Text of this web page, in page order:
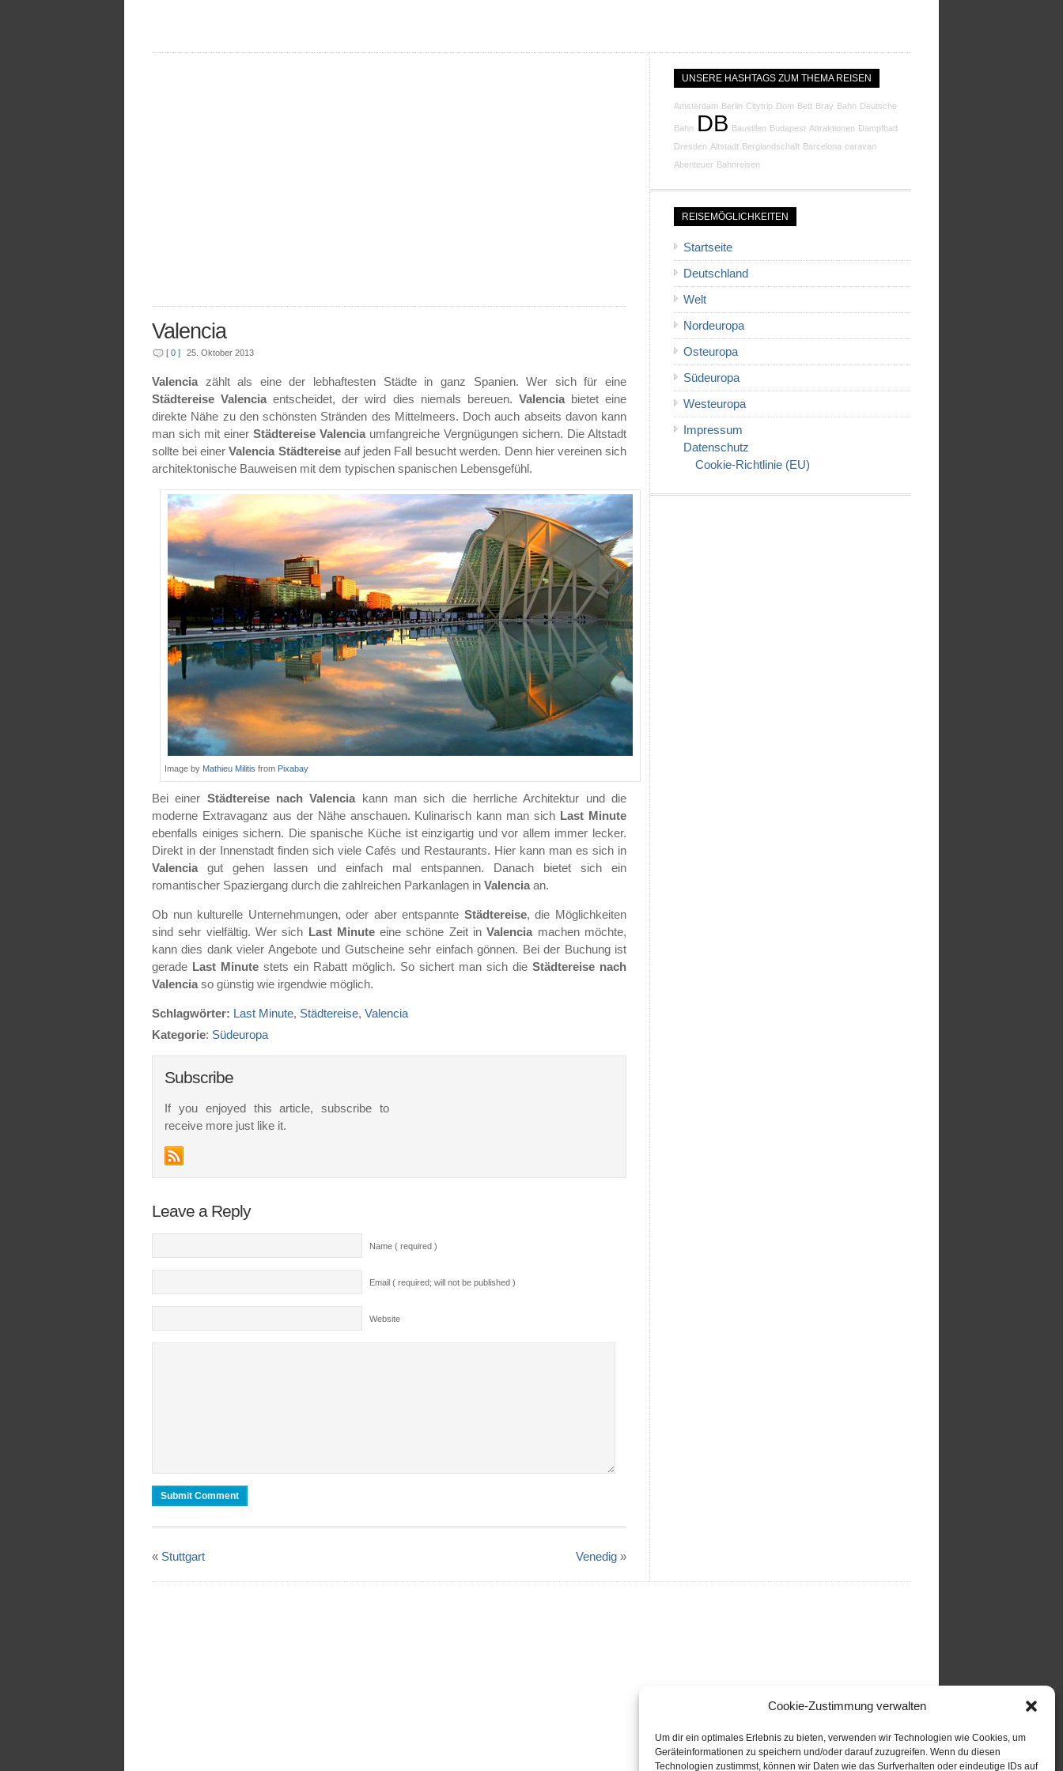
Cookie-Zustimmung verwalten
Um dir ein optimales Erlebnis zu bieten, verwenden wir Technologien wie Cookies, um
Geräteinformationen zu speichern und/oder darauf zuzugreifen. Wenn du diesen
Technologien zustimmst, können wir Daten wie das Surfverhalten oder eindeutige IDs auf
Valencia
[ 0 ] 25. Oktober 2013
Valencia zählt als eine der lebhaftesten Städte in ganz Spanien. Wer sich für eine
Städtereise Valencia entscheidet, der wird dies niemals bereuen. Valenciabietet eine
direkte Nähe zu den schönsten Stränden des Mittelmeers. Doch auch abseits davon kann
man sich mit einer Städtereise Valencia umfangreiche Vergnügungen sichern. Die Altstadt
sollte bei einerValencia Städtereise auf jeden Fall besucht werden. Denn hier vereinen sich
architektonische Bauweisen mit dem typischen spanischen Lebensgefühl.
Image by Mathieu Militis from Pixabay
Bei einer Städtereise nach Valencia kann man sich die herrliche Architektur und die
moderne Extravaganz aus der Nähe anschauen. Kulinarisch kann man sich Last Minute
ebenfalls einiges sichern. Die spanische Küche ist einzigartig und vor allem immer lecker.
Direkt in der Innenstadt finden sich viele Cafés und Restaurants. Hier kann man es sich in
Valencia gut gehen lassen und einfach mal entspannen. Danach bietet sich ein
romantischer Spaziergang durch die zahlreichen Parkanlagen in Valencia an.
Ob nun kulturelle Unternehmungen, oder aber entspannte Städtereise, die Möglichkeiten
sind sehr vielfältig. Wer sich
Last Minuteeine schöne Zeit inValencia machen möchte,
kann dies dank vieler Angebote und Gutscheine sehr einfach gönnen. Bei der Buchung ist
gerade Last Minute stets ein Rabatt möglich. So sichert man sich die Städtereise nach
Valencia so günstig wie irgendwie möglich.
Schlagwörter: Last Minute, Städtereise, Valencia
Kategorie: Südeuropa
Subscribe
If you enjoyed this article, subscribe to
receive more just like it.
Leave a Reply
Name ( required )
Email ( required; will not be published )
Website
« Stuttgart Venedig »
UNSERE HASHTAGS ZUM THEMA REISEN
Amsterdam Berlin Citytrip Dom Bett Bray Bahn Deutsche
Bahn DB Baustilen Budapest Attraktionen Dampfbad
Dresden Altstadt Berglandschaft Barcelona caravan
Abenteuer Bahnreisen
REISEMÖGLICHKEITEN
Startseite
Deutschland
Welt
Nordeuropa
Osteuropa
Südeuropa
Westeuropa
Impressum
Datenschutz
Cookie-Richtlinie (EU)